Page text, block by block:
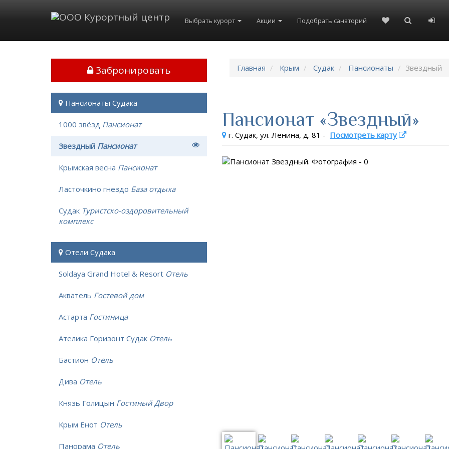
Выбрать курорт Акции Подобрать санаторий
Главная Крым Судак Пансионаты Звездный
Пансионат «Звездный»
г. Судак, ул. Ленина, д. 81 - Посмотреть карту
Забронировать
Пансионаты Судака
1000 звёзд Пансионат
Звездный Пансионат
Крымская весна Пансионат
Ласточкино гнездо База отдыха
Судак Туристско-оздоровительный
комплекс
Отели Судака
Soldaya Grand Hotel & Resort Отель
Акватель Гостевой дом
Астарта Гостиница
Ателика Горизонт Судак Отель
Бастион Отель
Дива Отель
Князь Голицын Гостиный Двор
Крым Енот Отель
Панорама Отель